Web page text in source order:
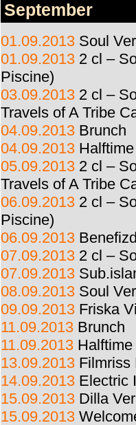
September
01.09.2013 Soul
01.09.2013 2 cl –
Piscine)
03.09.2013 2 cl –
Travels of A Tribe
04.09.2013 Brunch
04.09.2013 Halftime
05.09.2013 2 cl –
Travels of A Tribe
06.09.2013 2 cl –
Piscine)
06.09.2013
07.09.2013 2 cl –
07.09.2013
08.09.2013 Soul
09.09.2013 Friska
11.09.2013 Brunch
11.09.2013 Halftime
13.09.2013 Filmriss
14.09.2013 Electric
15.09.2013 Dilla
15.09.2013